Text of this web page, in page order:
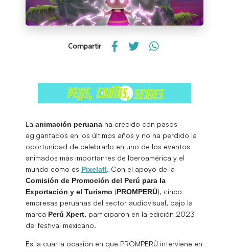
Compartir
La animación peruana ha crecido con pasos
agigantados en los últimos años y no ha perdido la
oportunidad de celebrarlo en uno de los eventos
animados más importantes de Iberoamérica y el
mundo como es Pixelatl. Con el apoyo de la
Comisión de Promoción del Perú para la
Exportación y el Turismo (PROMPERÚ), cinco
empresas peruanas del sector audiovisual, bajo la
marca Perú Xpert, participaron en la edición 2023
del festival mexicano.
Es la cuarta ocasión en que PROMPERÚ interviene en